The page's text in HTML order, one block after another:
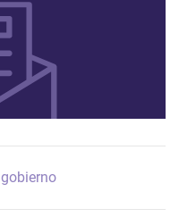
gobierno